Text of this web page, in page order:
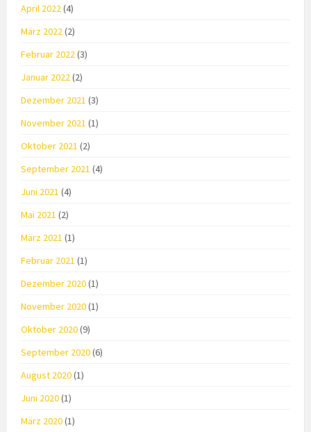
April 2022(4)
März 2022(2)
Februar 2022(3)
Januar 2022(2)
Dezember 2021 (3)
November 2021 (1)
Oktober 2021 (2)
September 2021 (4)
Juni 2021 (4)
Mai 2021 (2)
März 2021 (1)
Februar 2021 (1)
Dezember 2020(1)
November 2020(1)
Oktober 2020(9)
September 2020(6)
August 2020(1)
Juni 2020(1)
März 2020(1)